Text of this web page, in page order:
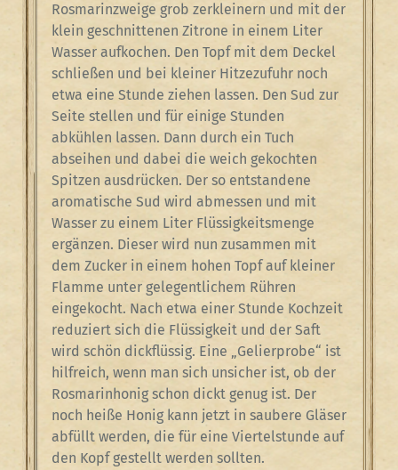
Rosmarinzweige grob zerkleinern und mit der
klein geschnittenen Zitrone in einem Liter
Wasser aufkochen. Den Topf mit dem Deckel
schließen und bei kleiner Hitzezufuhr noch
etwa eine Stunde ziehen lassen. Den Sud zur
Seite stellen und für einige Stunden
abkühlen lassen. Dann durch ein Tuch
abseihen und dabei die weich gekochten
Spitzen ausdrücken. Der so entstandene
aromatische Sud wird abmessen und mit
Wasser zu einem Liter Flüssigkeitsmenge
ergänzen. Dieser wird nun zusammen mit
dem Zucker in einem hohen Topf auf kleiner
Flamme unter gelegentlichem Rühren
eingekocht. Nach etwa einer Stunde Kochzeit
reduziert sich die Flüssigkeit und der Saft
wird schön dickflüssig. Eine „Gelierprobe“ ist
hilfreich, wenn man sich unsicher ist, ob der
Rosmarinhonig schon dickt genug ist. Der
noch heiße Honig kann jetzt in saubere Gläser
abfüllt werden, die für eine Viertelstunde auf
den Kopf gestellt werden sollten.